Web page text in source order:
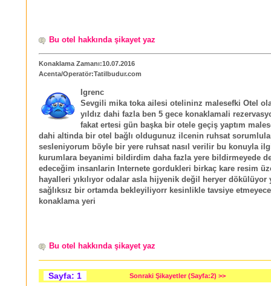
Bu otel hakkında şikayet yaz
Konaklama Zamanı:10.07.2016
Acenta/Operatör:Tatilbudur.com
Igrenc
Sevgili mika toka ailesi otelininz malesefki Otel
yıldız dahi fazla ben 5 gece konaklamali
fakat ertesi gün başka bir otele geçiş yaptım
dahi altinda bir otel bağlı oldugunuz ilcenin ruhsat
sesleniyorum böyle bir yere ruhsat nasıl verilir bu konuyla
kurumlara beyanimi bildirdim daha fazla yere bildirmeyede
edeceğim insanlarin Internete gordukleri birkaç kare resim
hayalleri yıkılıyor odalar asla hijyenik değil heryer dökülüyor
sağlıksız bir ortamda bekleyiliyorr kesinlikle tavsiye
konaklama yeri
Bu otel hakkında şikayet yaz
Sayfa: 1 Sonraki Şikayetler (Sayfa:2) >>